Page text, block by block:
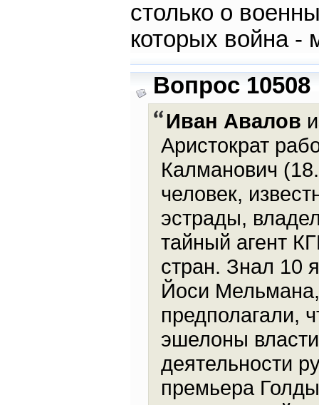
столько о
которых война -
Вопрос 10508
Иван Авалов
Аристократ
Калманович
человек,
эстрады,
тайный агент
стран. Знал 10
Йоси
предполагали,
эшелоны
деятельности
премьера